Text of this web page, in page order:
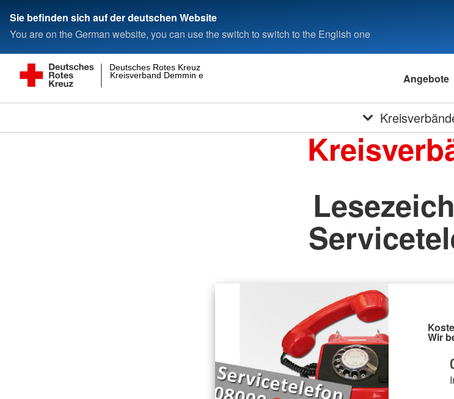
Sie befinden sich auf der deutschen Website
You are on the German website, you can use the switch to switch to the English one
Kreisverband Demmin e.V.
Deutsches Rotes Kreuz
Angebote
Wir